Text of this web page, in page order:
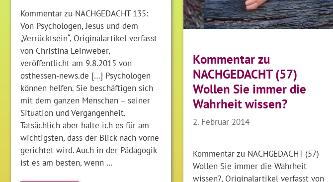
Kommentar zu NACHGEDACHT 135:
Von Psychologen, Jesus und dem
„Verrücktsein“, Originalartikel verfasst
von Christina Leinweber,
veröffentlicht am 9.8.2015 von
osthessen-news.de […] Psychologen
können helfen. Sie beschäftigen sich
mit dem ganzen Menschen – seiner
Situation und Vergangenheit.
Tatsächlich aber halte ich es für am
wichtigsten, dass der Blick nach vorne
gerichtet wird. Auch in der Pädagogik
ist es am besten, wenn …
Kommentar zu
NACHGEDACHT (57)
Wollen Sie immer die
Wahrheit wissen?
2. Februar 2014
Kommentar zu NACHGEDACHT (57)
Wollen Sie immer die Wahrheit
wissen?, Originalartikel verfasst von